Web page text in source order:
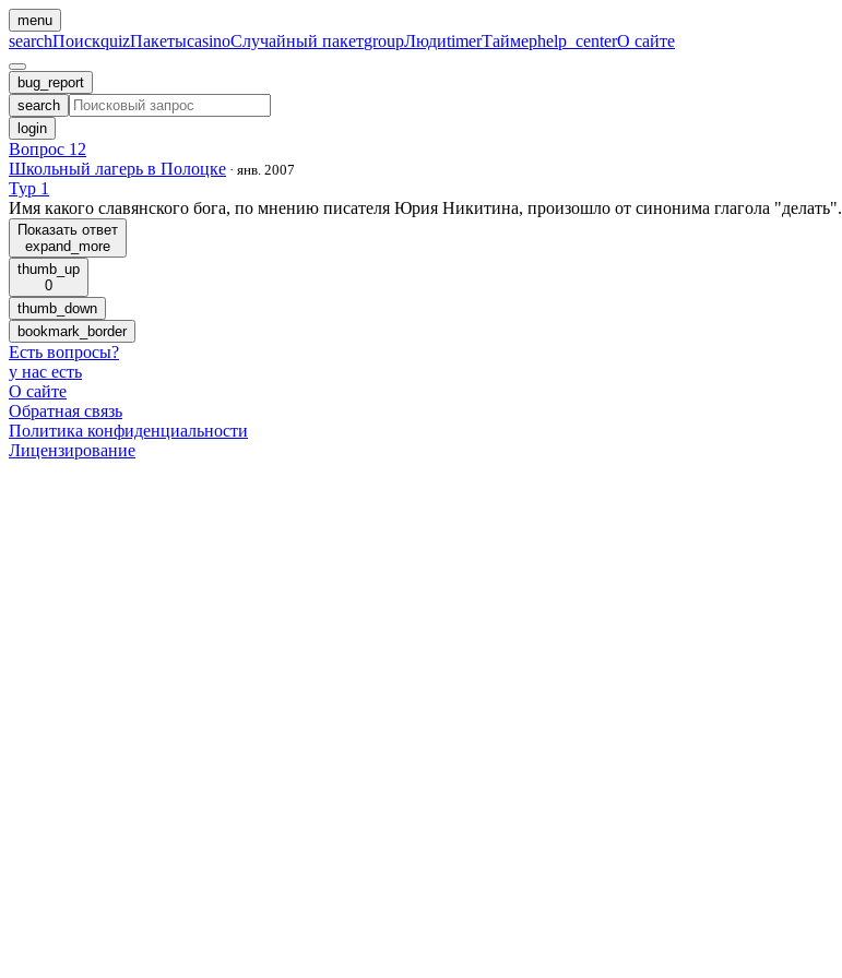
menu
searchПоискquizПакетыcasinoСлучайный пакетgroupЛюдиtimerТаймерhelp_centerО сайте
bug_report
search
login
Вопрос 12
Школьный лагерь в Полоцке · янв. 2007
Тур 1
Имя какого славянского бога, по мнению писателя Юрия Никитина, произошло от синонима глагола "делать".
Показать ответ
expand_more
thumb_up
0
thumb_down
bookmark_border
Есть вопросы?
у нас есть
О сайте
Обратная связь
Политика конфиденциальности
Лицензирование